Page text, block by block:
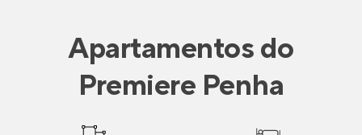
Apartamentosdo
Premiere Penha